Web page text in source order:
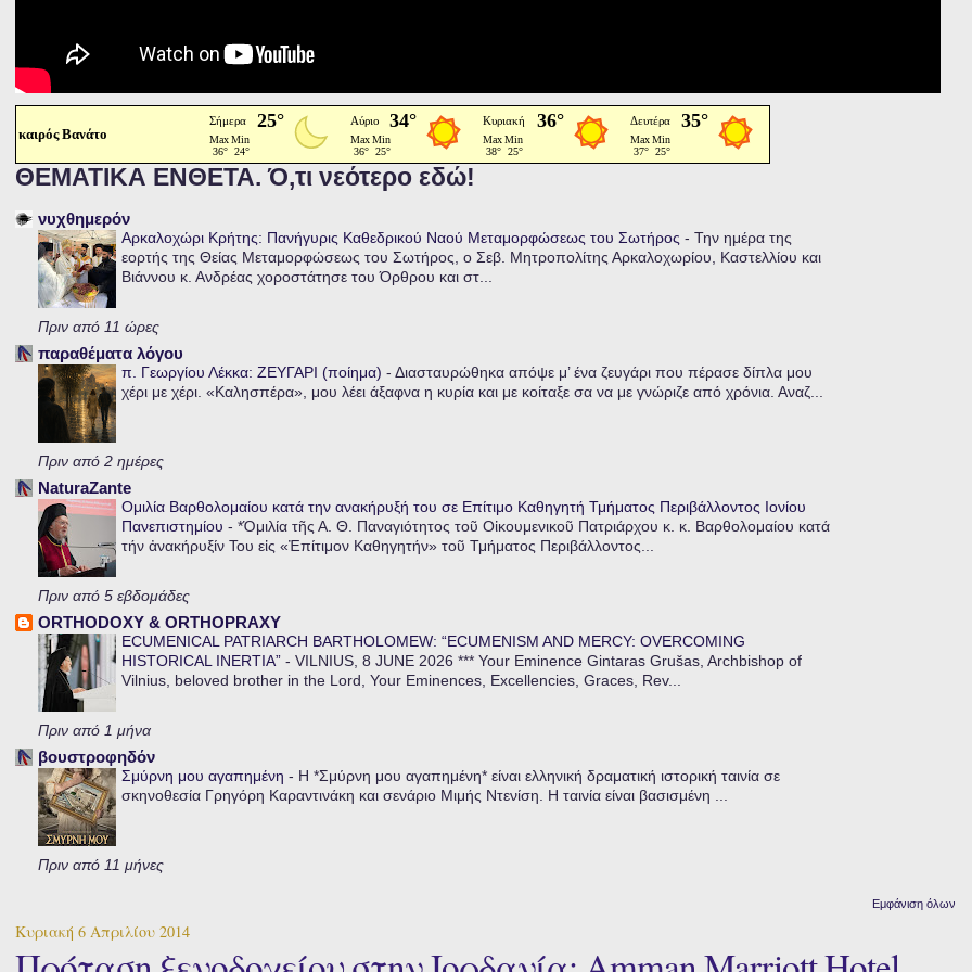
καιρός Βανάτο
ΘΕΜΑΤΙΚΑ ΕΝΘΕΤΑ. Ό,τι νεότερο εδώ!
νυχθημερόν
Αρκαλοχώρι Κρήτης: Πανήγυρις Καθεδρικού Ναού Μεταμορφώσεως του Σωτήρος - Την ημέρα της
εορτής της Θείας Μεταμορφώσεως του Σωτήρος, ο Σεβ. Μητροπολίτης Αρκαλοχωρίου, Καστελλίου και
Βιάννου κ. Ανδρέας χοροστάτησε του Όρθρου και στ...
Πριν από 11 ώρες
παραθέματα λόγου
π. Γεωργίου Λέκκα: ΖΕΥΓΑΡΙ (ποίημα) - Διασταυρώθηκα απόψε μ’ ένα ζευγάρι που πέρασε δίπλα μου
χέρι με χέρι. «Καλησπέρα», μου λέει άξαφνα η κυρία και με κοίταξε σα να με γνώριζε από χρόνια. Αναζ...
Πριν από 2 ημέρες
NaturaZante
Ομιλία Βαρθολομαίου κατά την ανακήρυξή του σε Επίτιμο Καθηγητή Τμήματος Περιβάλλοντος Ιονίου
Πανεπιστημίου - *Ὁμιλία τῆς Α. Θ. Παναγιότητος τοῦ Οἰκουμενικοῦ Πατριάρχου κ. κ. Βαρθολομαίου κατά
τήν ἀνακήρυξίν Του εἰς «Ἐπίτιμον Καθηγητήν» τοῦ Τμήματος Περιβάλλοντος...
Πριν από 5 εβδομάδες
ORTHODOXY & ORTHOPRAXY
ECUMENICAL PATRIARCH BARTHOLOMEW: “ECUMENISM AND MERCY: OVERCOMING
HISTORICAL INERTIA” - VILNIUS, 8 JUNE 2026 *** Your Eminence Gintaras Grušas, Archbishop of
Vilnius, beloved brother in the Lord, Your Eminences, Excellencies, Graces, Rev...
Πριν από 1 μήνα
βουστροφηδόν
Σμύρνη μου αγαπημένη - Η *Σμύρνη μου αγαπημένη* είναι ελληνική δραματική ιστορική ταινία σε
σκηνοθεσία Γρηγόρη Καραντινάκη και σενάριο Μιμής Ντενίση. Η ταινία είναι βασισμένη ...
Πριν από 11 μήνες
Εμφάνιση όλων
Κυριακή 6 Απριλίου 2014